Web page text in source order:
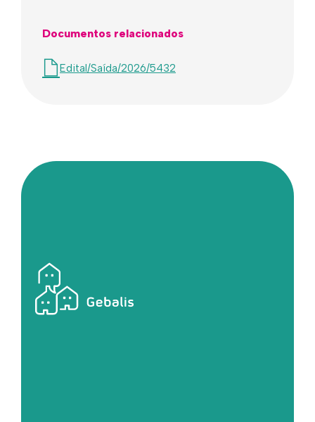
Documentos relacionados
Edital/Saída/2026/5432